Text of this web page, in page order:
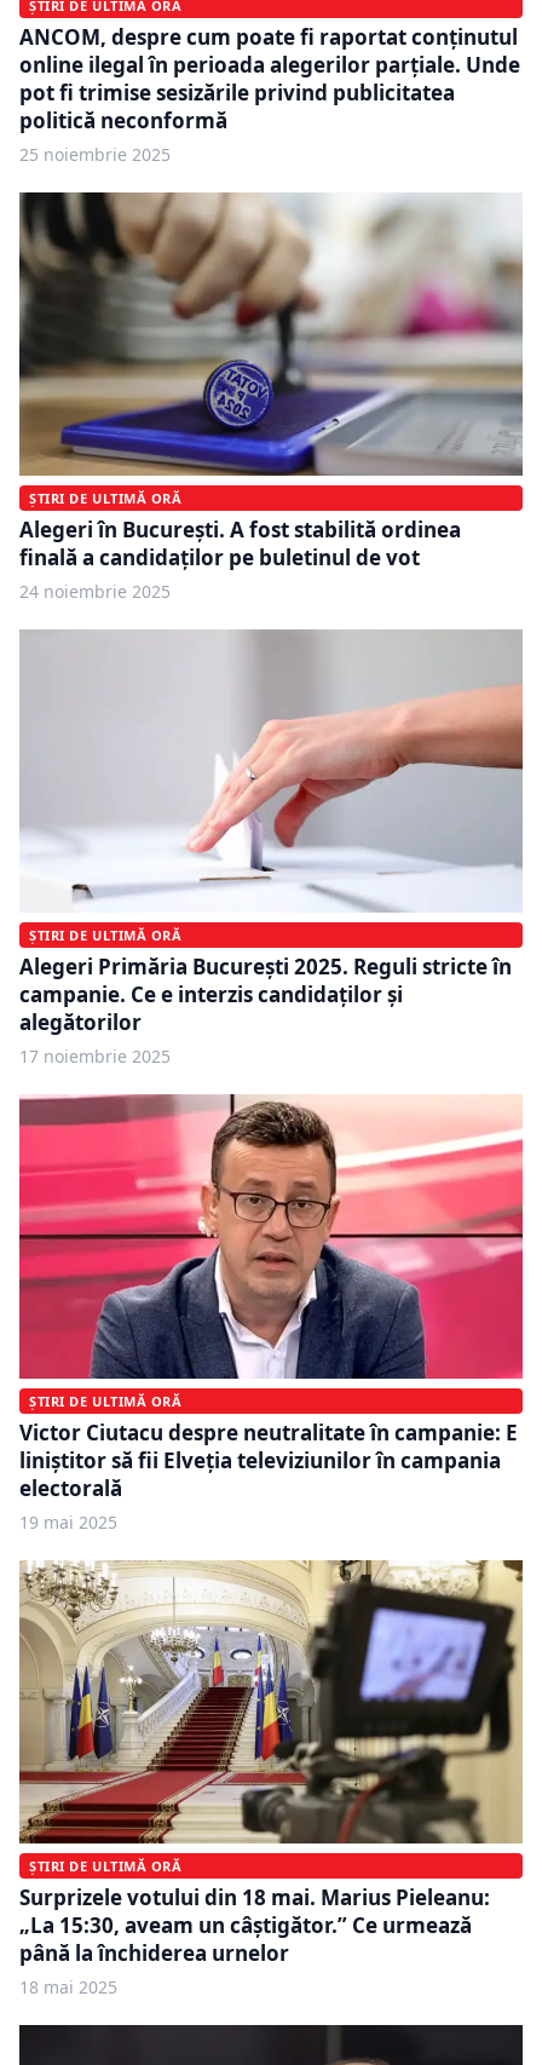
ȘTIRI DE ULTIMĂ ORĂ
ANCOM, despre cum poate fi raportat conținutul
online ilegal în perioada alegerilor parțiale. Unde
pot fi trimise sesizările privind publicitatea
politică neconformă
25 noiembrie 2025
ȘTIRI DE ULTIMĂ ORĂ
Alegeri în București. A fost stabilită ordinea
finală a candidaților pe buletinul de vot
24 noiembrie 2025
ȘTIRI DE ULTIMĂ ORĂ
Alegeri Primăria București 2025. Reguli stricte în
campanie. Ce e interzis candidaților și
alegătorilor
17 noiembrie 2025
ȘTIRI DE ULTIMĂ ORĂ
Victor Ciutacu despre neutralitate în campanie: E
liniștitor să fii Elveția televiziunilor în campania
electorală
19 mai 2025
ȘTIRI DE ULTIMĂ ORĂ
Surprizele votului din 18 mai. Marius Pieleanu:
„La 15:30, aveam un câștigător.” Ce urmează
până la închiderea urnelor
18 mai 2025